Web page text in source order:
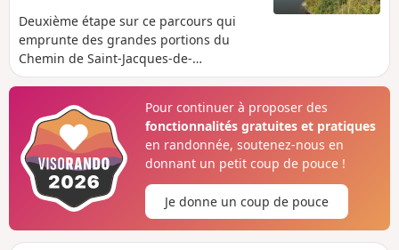
Deuxième étape sur ce parcours qui
emprunte des grandes portions du
Chemin de Saint-Jacques-de-
Compostelle, GR®654, parsemé du
Pour continuer à proposer des
fonctionnalités gratuites et pratiques
en randonnée, soutenez-nous en
donnant un petit coup de pouce !
Je donne un coup de pouce